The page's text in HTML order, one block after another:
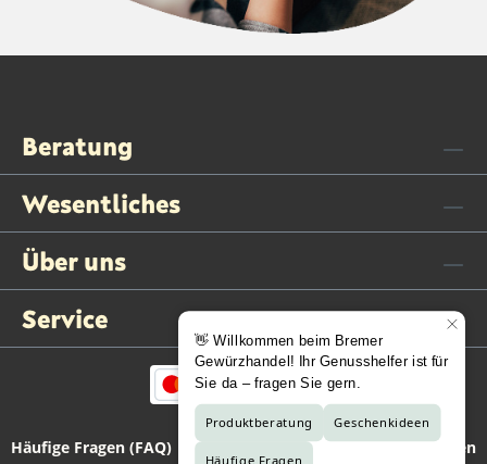
Beratung
Wesentliches
Über uns
Service
Häufige Fragen (FAQ) Kontaktformular Vertrag widerrufen